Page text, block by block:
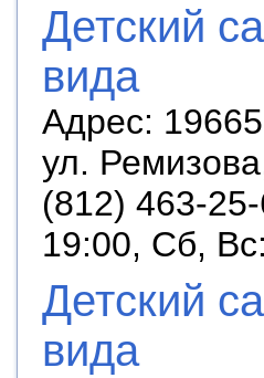
Детский
вида
Адрес:
ул.
(812) 463-
19:00, Сб,
Детский
вида